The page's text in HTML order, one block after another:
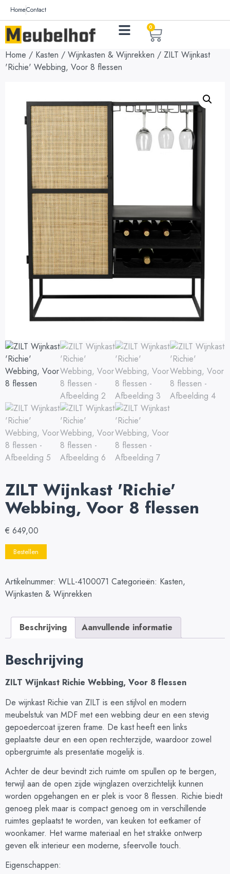
HomeContact
0
Home / Kasten / Wijnkasten & Wijnrekken / ZILT Wijnkast
'Richie' Webbing, Voor 8 flessen
ZILT Wijnkast 'Richie'
Webbing, Voor 8 flessen
€ 649,00
Bestellen
Artikelnummer: WLL-4100071 Categorieën: Kasten,
Wijnkasten & Wijnrekken
Beschrijving Aanvullende informatie
Beschrijving
ZILT Wijnkast Richie Webbing, Voor 8 flessen
De wijnkast Richie van ZILT is een stijlvol en modern
meubelstuk van MDF met een webbing deur en een stevig
gepoedercoat ijzeren frame. De kast heeft een links
geplaatste deur en een open rechterzijde, waardoor zowel
opbergruimte als presentatie mogelijk is.
Achter de deur bevindt zich ruimte om spullen op te bergen,
terwijl aan de open zijde wijnglazen overzichtelijk kunnen
worden opgehangen en er plek is voor 8 flessen. Richie biedt
genoeg plek maar is compact genoeg om in verschillende
ruimtes geplaatst te worden, van keuken tot eetkamer of
woonkamer. Het warme materiaal en het strakke ontwerp
geven elk interieur een moderne, sfeervolle touch.
Eigenschappen: